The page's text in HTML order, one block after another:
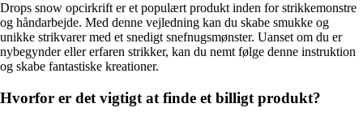
Drops snow opcirkrift er et populært produkt inden for strikkemonstre
og håndarbejde. Med denne vejledning kan du skabe smukke og
unikke strikvarer med et snedigt snefnugsmønster. Uanset om du er
nybegynder eller erfaren strikker, kan du nemt følge denne instruktion
og skabe fantastiske kreationer.
Hvorfor er det vigtigt at finde et billigt produkt?